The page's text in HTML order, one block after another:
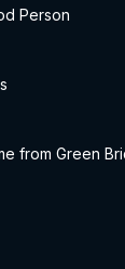
Person
from Green